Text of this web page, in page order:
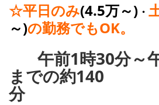
☆平日のみ(4.5万～) ・
～)の勤務でもOK。
午前1時30分～
までの約140